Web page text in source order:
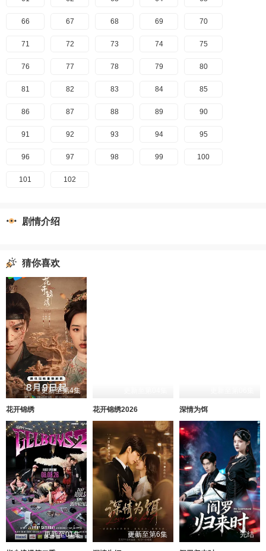
66 67 68 69 70
71 72 73 74 75
76 77 78 79 80
81 82 83 84 85
86 87 88 89 90
91 92 93 94 95
96 97 98 99 100
101 102
剧情介绍
猜你喜欢
更新至第4集
花开锦绣 花开锦绣2026 深情为饵
更新至01集 更新至第6集 完结